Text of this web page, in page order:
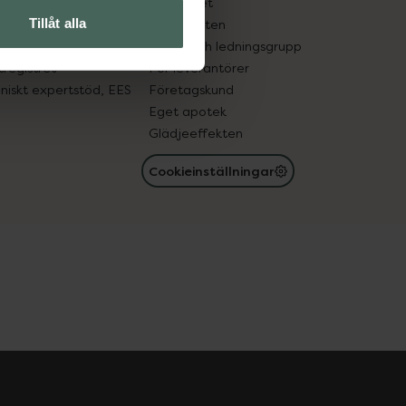
Tillåt alla
in gammal medicin
läkemedel
expertstöd, EES
Samarbeten
Ägare och ledningsgrupp
För leverantörer
Företagskund
Eget apotek
Glädjeeffekten
Cookieinställningar